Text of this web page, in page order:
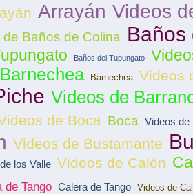
Arrayán Videos
Baños de Colina Baños
Baños del Tupungato
Barnechea Videos
Videos de
de Boca Boca Videos de
Videos de Bustamante
los Valle Videos de Calén
de Tango Calera de Tango Videos de